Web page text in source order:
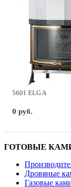
5601 ELG A
0 руб.
ГОТОВЫЕ
Дровяные
Газовые